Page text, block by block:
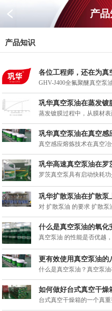
产
产品知识
各位工程师，还在为真
GHV-J400全氟聚醚真空泵
巩华真空泵油在蒸发镀
蒸发镀膜过程中，从膜材
巩华真空泵油在真空感
真空感应熔炼技术在真空
巩华高速真空泵油在罗
罗茨真空泵具有启动快耗
巩华扩散泵油在扩散泵
对 扩散泵油 的要求 扩散泵
什么是真空泵油的氧化
真空泵油 的性能是否优越
更有效使用真空泵油的
什么是真空泵油？真空泵油
如何做好台式真空干燥
台式真空干燥箱的一个真重